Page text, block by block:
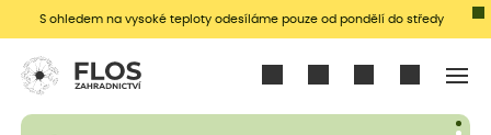
S ohledem na vysoké teploty odesíláme pouze od pondělí do středy